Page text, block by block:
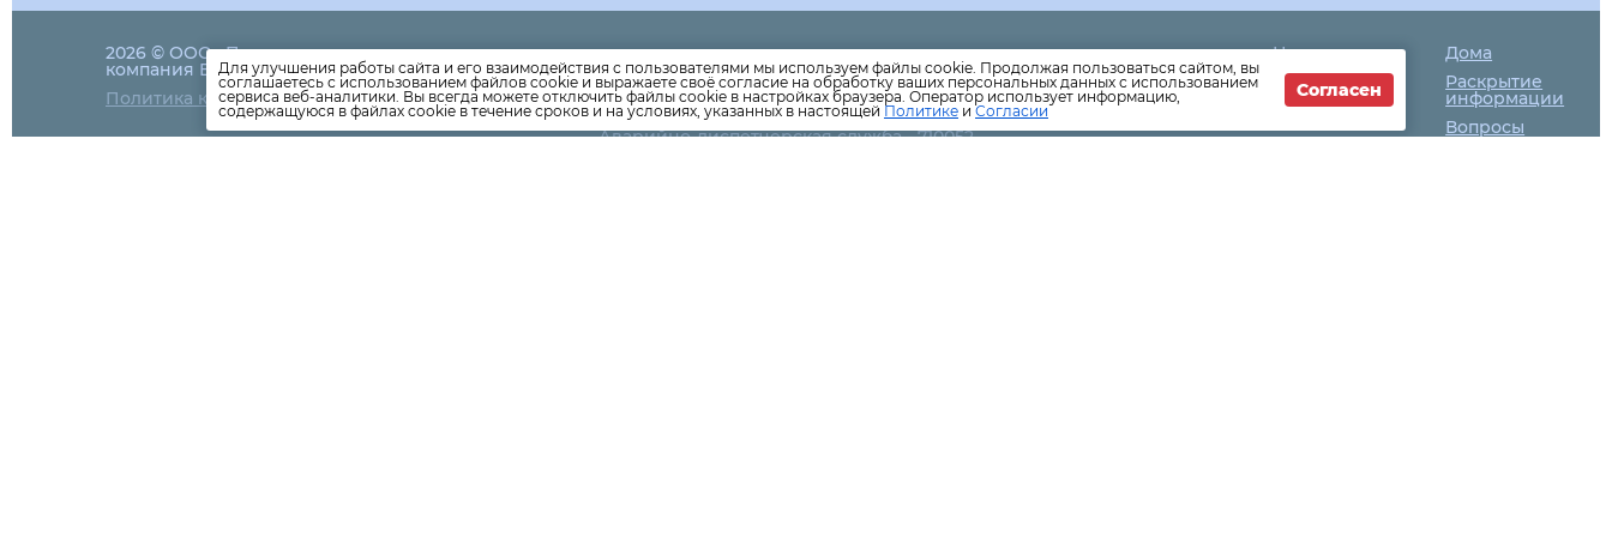
2026 © ООО «Петрозаводская
компания ВЫБОР»
Политика конфиденциальности
info@viborptz.ru
Единая дежурно-диспетчерская служба- 051
Аварийно-диспетчерская служба ПКС-Водоканал-76-64-04
ПКС -Тепловые сети
​Аварийно-диспетчерская служба - 710052
Новости
ЖКХ
Новости
Как оплатить
Дома
Раскрытие
информации
Вопросы
Для улучшения работы сайта и его взаимодействия с пользователями мы используем файлы cookie. Продолжая пользоваться сайтом, вы
соглашаетесь с использованием файлов cookie и выражаете своё согласие на обработку ваших персональных данных с использованием
сервиса веб-аналитики. Вы всегда можете отключить файлы cookie в настройках браузера. Оператор использует информацию,
содержащуюся в файлах cookie в течение сроков и на условиях, указанных в настоящей Политике и Согласии
Согласен